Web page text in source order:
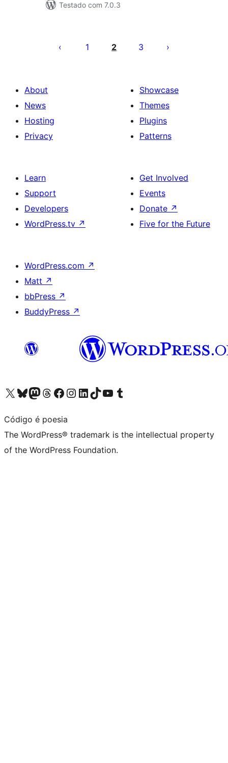
Testado com 7.0.3
pagination
1 2 3
About
News
Hosting
Privacy
Showcase
Themes
Plugins
Patterns
Learn
Support
Developers
WordPress.tv ↗
Get Involved
Events
Donate ↗
Five for the Future
WordPress.com ↗
Matt ↗
bbPress ↗
BuddyPress ↗
Visit our X (formerly Twitter) account
Visit our Bluesky account
Visit our Mastodon account
Visit our Threads account
Visit our Facebook page
Visit our Instagram account
Visit our LinkedIn account
Visit our TikTok account
Visit our YouTube channel
Visit our Tumblr account
Código é poesia
The WordPress® trademark is the intellectual property
of the WordPress Foundation.